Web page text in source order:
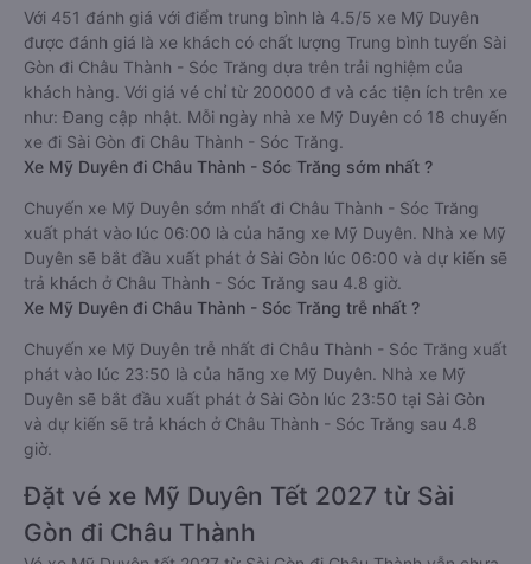
Với 451 đánh giá với điểm trung bình là 4.5/5 xe Mỹ Duyên
được đánh giá là xe khách có chất lượng Trung bình tuyến Sài
Gòn đi Châu Thành - Sóc Trăng dựa trên trải nghiệm của
khách hàng. Với giá vé chỉ từ 200000 đ và các tiện ích trên xe
như: Đang cập nhật. Mỗi ngày nhà xe Mỹ Duyên có 18 chuyến
xe đi Sài Gòn đi Châu Thành - Sóc Trăng.
Xe Mỹ Duyên đi Châu Thành - Sóc Trăng sớm nhất ?
Chuyến xe Mỹ Duyên sớm nhất đi Châu Thành - Sóc Trăng
xuất phát vào lúc 06:00 là của hãng xe Mỹ Duyên. Nhà xe Mỹ
Duyên sẽ bắt đầu xuất phát ở Sài Gòn lúc 06:00 và dự kiến sẽ
trả khách ở Châu Thành - Sóc Trăng sau 4.8 giờ.
Xe Mỹ Duyên đi Châu Thành - Sóc Trăng trễ nhất ?
Chuyến xe Mỹ Duyên trễ nhất đi Châu Thành - Sóc Trăng xuất
phát vào lúc 23:50 là của hãng xe Mỹ Duyên. Nhà xe Mỹ
Duyên sẽ bắt đầu xuất phát ở Sài Gòn lúc 23:50 tại Sài Gòn
và dự kiến sẽ trả khách ở Châu Thành - Sóc Trăng sau 4.8
giờ.
Đặt vé xe Mỹ Duyên Tết 2027 từ Sài
Gòn đi Châu Thành